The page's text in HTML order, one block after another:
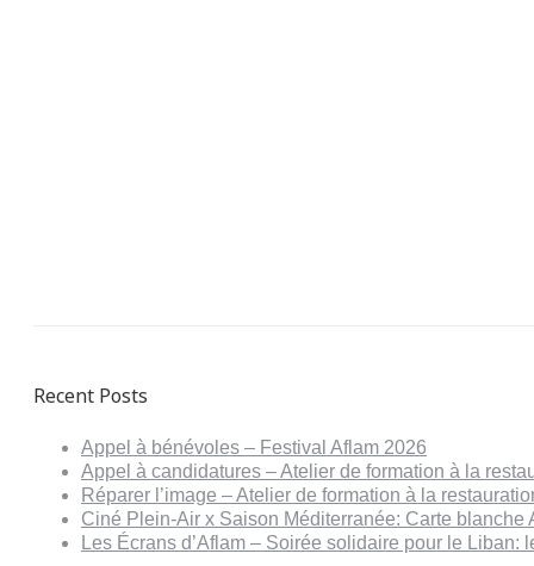
Recent Posts
Appel à bénévoles – Festival Aflam 2026
Appel à candidatures – Atelier de formation à la
Réparer l’image – Atelier de formation à la
Ciné Plein-Air x Saison Méditerranée: Carte blanche
Les Écrans d’Aflam – Soirée solidaire pour le